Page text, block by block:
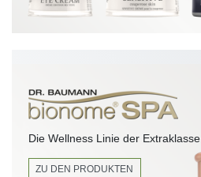
Die Wellness Linie der Extraklasse.
ZU DEN PRODUKTEN